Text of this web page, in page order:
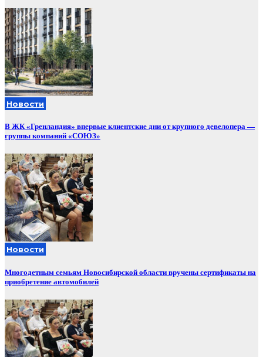
Новости
В ЖК «Гренландия» впервые клиентские дни от крупного девелопера —
группы компаний «СОЮЗ»
Новости
Многодетным семьям Новосибирской области вручены сертификаты на
приобретение автомобилей